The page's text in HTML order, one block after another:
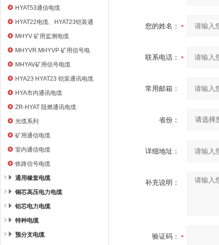
HYAT53通信电缆
HYAT22电缆、HYAT23铠装通
信电缆
MHYV 矿用监测电缆
MHYVR MHYVP 矿用信号电
缆
MHYAV矿用信号电缆
HYA23 HYAT23 铠装通讯电缆
HYA市内通讯电缆
ZR-HYAT 阻燃通讯电缆
光缆系列
矿用通信电缆
室内通信电缆
铁路信号电缆
通用橡套电缆
铜芯高压电力电缆
铝芯电力电缆
特种电缆
预分支电缆
您的姓名：
联系电话：
常用邮箱：
省份：
详细地址：
补充说明：
验证码：